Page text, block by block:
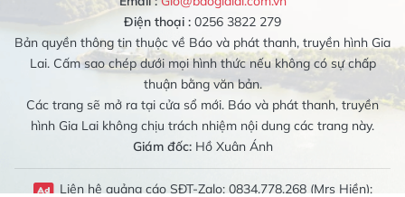
Điện thoại : 0256 3822 279
Bản quyền thông tin thuộc về Báo và phát thanh, truyền hình Gia
Lai. Cấm sao chép dưới mọi hình thức nếu không có sự chấp
thuận bằng văn bản.
Các trang sẽ mở ra tại cửa sổ mới. Báo và phát thanh, truyền
hình Gia Lai không chịu trách nhiệm nội dung các trang này.
Giám đốc:Hồ Xuân Ánh
Liên hệ quảng cáo SĐT-Zalo: 0834.778.268 (Mrs Hiền);